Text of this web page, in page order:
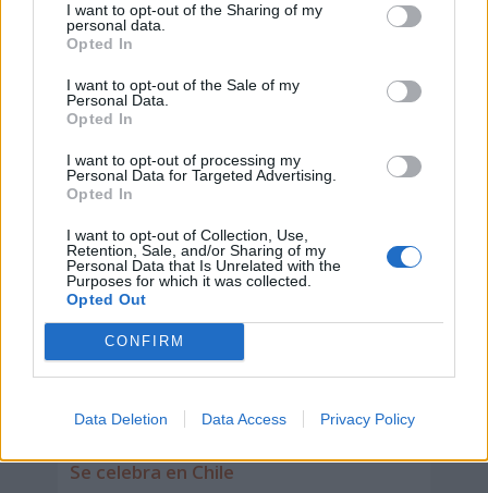
I want to opt-out of the Sharing of my
personal data.
Opted In
I want to opt-out of the Sale of my
Personal Data.
Opted In
I want to opt-out of processing my
Personal Data for Targeted Advertising.
Opted In
I want to opt-out of Collection, Use,
Retention, Sale, and/or Sharing of my
Personal Data that Is Unrelated with the
Purposes for which it was collected.
Opted Out
CONFIRM
Data Deletion Data Access Privacy Policy
Día Nacional de la Miel
Se celebra en Chile